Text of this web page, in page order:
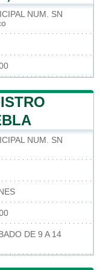
NUM. SN
NUM. SN
DE 9 A 14